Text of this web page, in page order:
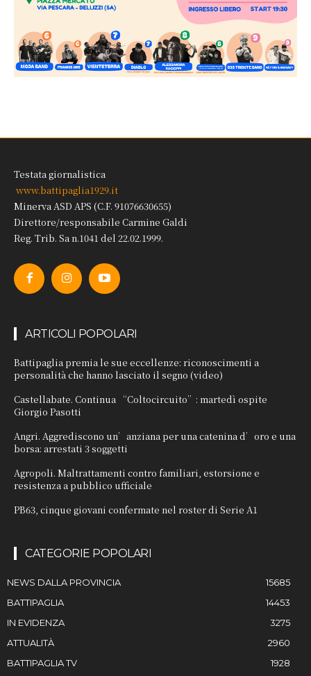
Testata giornalistica
www.battipaglia1929.it
Minerva ASD APS (C.F. 91076630655)
Direttore/responsabile Carmine Galdi
Reg. Trib. Sa n.1041 del 22.02.1999.
ARTICOLI POPOLARI
Battipaglia premia le sue eccellenze: riconoscimenti a
personalità che hanno lasciato il segno (video)
Castellabate. Continua “Coltocircuito”: martedì ospite
Giorgio Pasotti
Angri. Aggrediscono un’anziana per una catenina d’oro e una
borsa: arrestati 3 soggetti
Agropoli. Maltrattamenti contro familiari, estorsione e
resistenza a pubblico ufficiale
PB63, cinque giovani confermate nel roster di Serie A1
CATEGORIE POPOLARI
NEWS DALLA PROVINCIA
15685
BATTIPAGLIA
14453
IN EVIDENZA
3275
ATTUALITÀ
2960
BATTIPAGLIA TV
1928